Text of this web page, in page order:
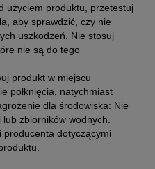
użyciem produktu, przetestuj
aby sprawdzić, czy nie
uszkodzeń. Nie stosuj
nie są do tego
produkt w miejscu
połknięcia, natychmiast
dla środowiska: Nie
zbiorników wodnych.
producenta dotyczącymi